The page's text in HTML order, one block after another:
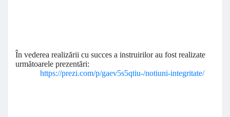
În vederea realizării cu succes a instruirilor au fost realizate
următoarele prezentări:
https://prezi.com/p/gaev5s5qtiu-/notiuni-integritate/